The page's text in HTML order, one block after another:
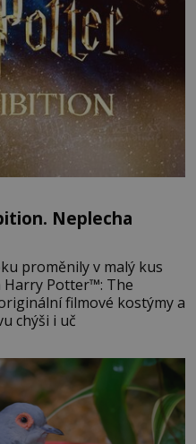
Neplecha
proměnily v malý kus
Harry Potter™: The
filmové kostýmy a
chýši i uč